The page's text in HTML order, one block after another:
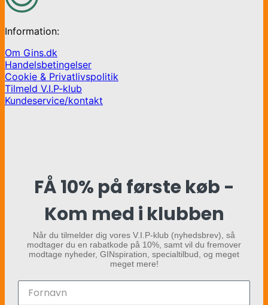
Information:
Om Gins.dk
Handelsbetingelser
Cookie & Privatlivspolitik
Tilmeld V.I.P-klub
Kundeservice/kontakt
FÅ 10% på første køb -
Kom med i klubben
Når du tilmelder dig vores V.I.P-klub (nyhedsbrev), så
modtager du en rabatkode på 10%, samt vil du fremover
modtage nyheder, GINspiration, specialtilbud, og meget
meget mere!